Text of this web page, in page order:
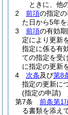
ときに、他
2
前項の指定
た日から5年
3
前項の有効期
定により更新
指定に係る有
ての指定を受
に指定の更新
4
次条及び第8
指定の更新に
(指定の申請)
第7条
前条第1
る書類を添え